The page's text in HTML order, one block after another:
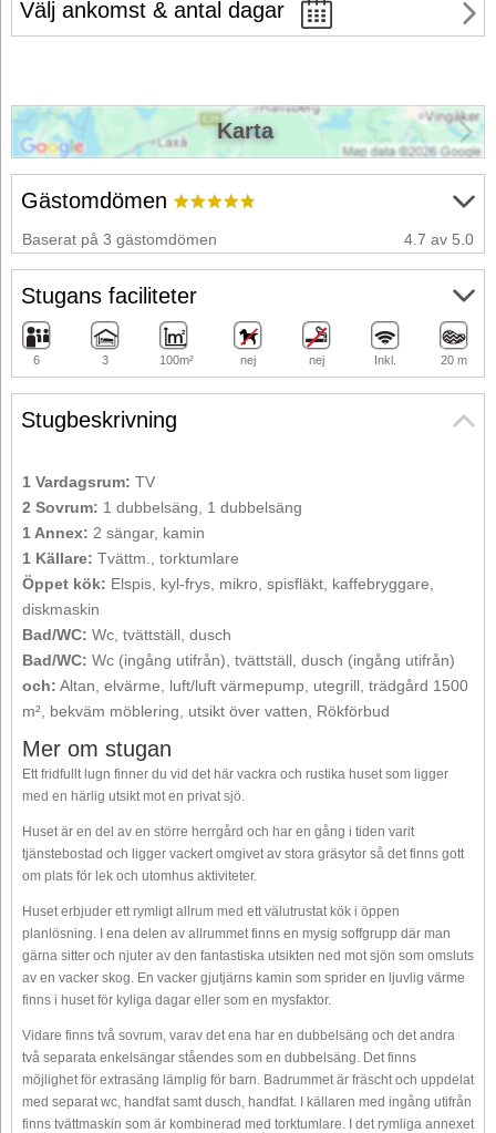
Välj ankomst & antal dagar
Stugbeskrivning
1 Vardagsrum: TV
2 Sovrum: 1 dubbelsäng, 1 dubbelsäng
1 Annex: 2 sängar, kamin
1 Källare: Tvättm., torktumlare
Öppet kök: Elspis, kyl-frys, mikro, spisfläkt, kaffebryggare,
diskmaskin
Bad/WC: Wc, tvättställ, dusch
Bad/WC: Wc (ingång utifrån), tvättställ, dusch (ingång utifrån)
och: Altan, elvärme, luft/luft värmepump, utegrill, trädgård 1500
m², bekväm möblering, utsikt över vatten, Rökförbud
Mer om stugan
Ett fridfullt lugn finner du vid det här vackra och rustika huset som ligger
med en härlig utsikt mot en privat sjö.
Huset är en del av en större herrgård och har en gång i tiden varit
tjänstebostad och ligger vackert omgivet av stora gräsytor så det finns gott
om plats för lek och utomhus aktiviteter.
Huset erbjuder ett rymligt allrum med ett välutrustat kök i öppen
planlösning. I ena delen av allrummet finns en mysig soffgrupp där man
gärna sitter och njuter av den fantastiska utsikten ned mot sjön som omsluts
av en vacker skog. En vacker gjutjärns kamin som sprider en ljuvlig värme
finns i huset för kyliga dagar eller som en mysfaktor.
Vidare finns två sovrum, varav det ena har en dubbelsäng och det andra
två separata enkelsängar ståendes som en dubbelsäng. Det finns
möjlighet för extrasäng lämplig för barn. Badrummet är fräscht och uppdelat
med separat wc, handfat samt dusch, handfat. I källaren med ingång utifrån
finns tvättmaskin som är kombinerad med torktumlare. I det rymliga annexet
Gästomdömen
Baserat på 3 gästomdömen 4.7 av 5.0
Stugans faciliteter
6 3 100m² nej nej Inkl. 20 m
Karta